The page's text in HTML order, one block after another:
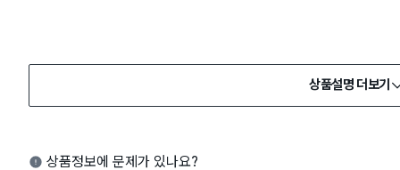
상품설명 더보기
상품정보에 문제가 있나요?